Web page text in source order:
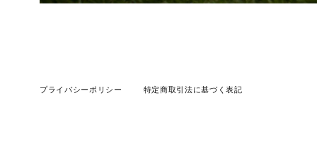
プライバシーポリシー 特定商取引法に基づく表記